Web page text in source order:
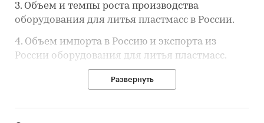
3. Объем и темпы роста производства
оборудования для литья пластмасс в России.
4. Объем импорта в Россию и экспорта из
России оборудования для литья пластмасс.
5. Ключевые тенденции и перспективы
развития рынка оборудования для литья
пластмасс в России в ближайшие несколько
Развернуть